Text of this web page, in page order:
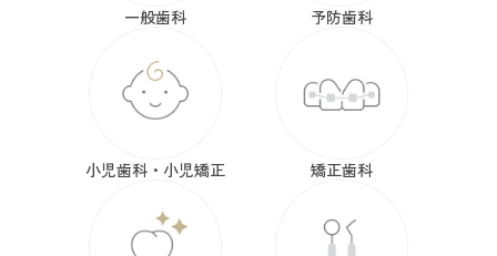
一般歯科 予防歯科
小児歯科・小児矯正 矯正歯科